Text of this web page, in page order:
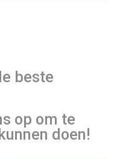
beste
op om te
doen!